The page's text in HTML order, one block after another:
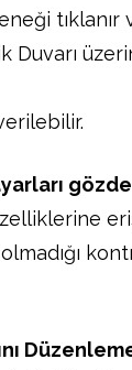
tıklanır
Duvarı